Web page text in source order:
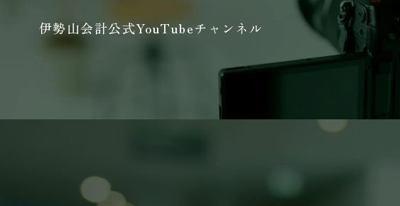
伊勢山会計公式YouTubeチャンネル